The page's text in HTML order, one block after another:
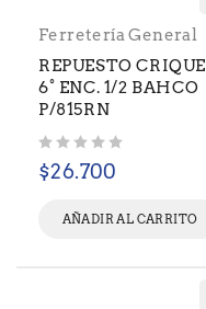
Ferretería General
REPUESTO CRIQUE
6° ENC. 1/2 BAHCO
P/815RN
$26.700
AÑADIR AL CARRITO